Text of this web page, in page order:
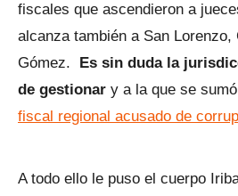
fiscales que ascendieron a
alcanza también a San Lorenzo,
Gómez.
Es sin duda la
de gestionar y a la que se
fiscal regional acusado de
A todo ello le puso el cuerpo